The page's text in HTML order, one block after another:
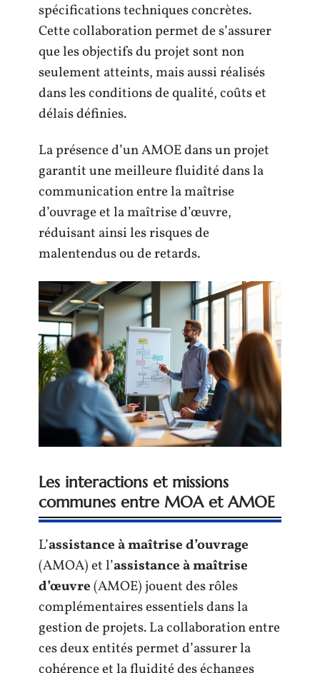
spécifications techniques concrètes.
Cette collaboration permet de s’assurer
que les objectifs du projet sont non
seulement atteints, mais aussi réalisés
dans les conditions de qualité, coûts et
délais définies.
La présence d’un AMOE dans un projet
garantit une meilleure fluidité dans la
communication entre la maîtrise
d’ouvrage et la maîtrise d’œuvre,
réduisant ainsi les risques de
malentendus ou de retards.
Les interactions et missions
communes entre MOA et AMOE
L’assistance à maîtrise d’ouvrage
(AMOA) et l’assistance à maîtrise
d’œuvre(AMOE) jouent des rôles
complémentaires essentiels dans la
gestion de projets. La collaboration entre
ces deux entités permet d’assurer la